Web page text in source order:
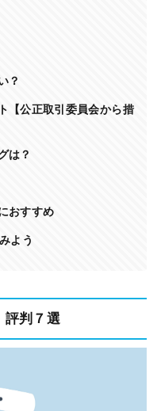
？
【公正取引委員会から措
は？
おすすめ
よう
評判７選